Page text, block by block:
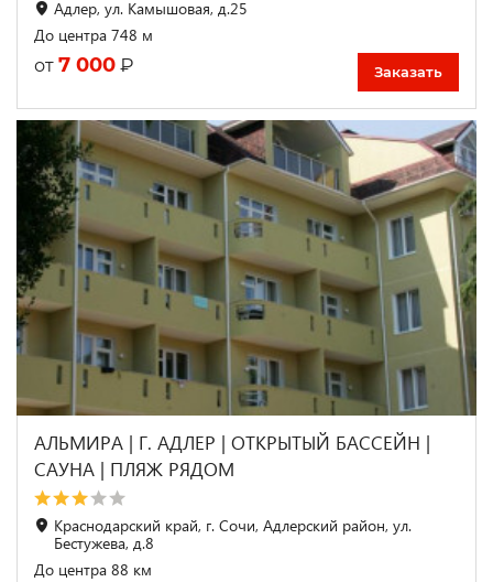
Адлер, ул. Камышовая, д.25
До центра 748 м
от 7 000 ₽ Заказать
АЛЬМИРА | Г. АДЛЕР | ОТКРЫТЫЙ БАССЕЙН |
CАУНА | ПЛЯЖ РЯДОМ
Краснодарский край, г. Сочи, Адлерский район, ул.
Бестужева, д.8
До центра 88 км